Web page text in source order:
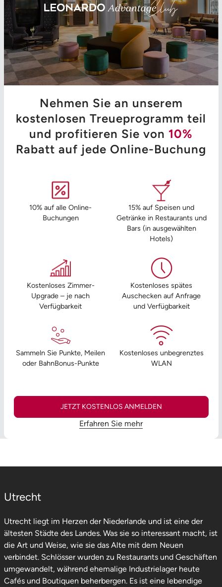
Nehmen Sie an unserem
kostenlosen Treueprogramm teil
und profitieren Sie von 10%
Rabatt auf jede Online-Buchung
10% auf alle Online-
Buchungen
15% auf Speisen und
Getränke in Restaurants und
Bars (in ausgewählten
Hotels)
Kostenloses Zimmer-
Upgrade – je nach
Verfügbarkeit
Kostenloses spätes
Auschecken auf Anfrage
und Verfügbarkeit
Sammeln Sie Punkte, Meilen
oder BahnBonus-Punkte
Kostenloses unbegrenztes
WLAN
JETZT KOSTENLOS ANMELDEN
Erfahren Sie mehr
Utrecht
Utrecht liegt im Herzen der Niederlande und ist eine der
ältesten Städte des Landes. Was sie so interessant macht, ist
die Art und Weise, wie sie das Alte mit dem Neuen
verbindet. Schlösser wurden zu Restaurants und Geschäften
umgewandelt, während ehemalige Industrielager heute
Cafés und Boutiquen beherbergen. Es ist eine lebendige